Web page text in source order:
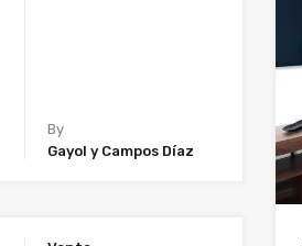
By
Gayol y Campos Díaz